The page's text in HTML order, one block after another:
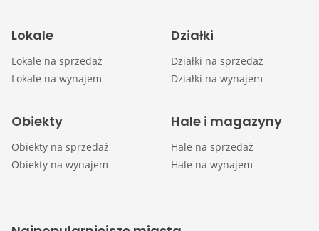
Lokale
Lokale na sprzedaż
Lokale na wynajem
Działki
Działki na sprzedaż
Działki na wynajem
Obiekty
Obiekty na sprzedaż
Obiekty na wynajem
Hale i magazyny
Hale na sprzedaż
Hale na wynajem